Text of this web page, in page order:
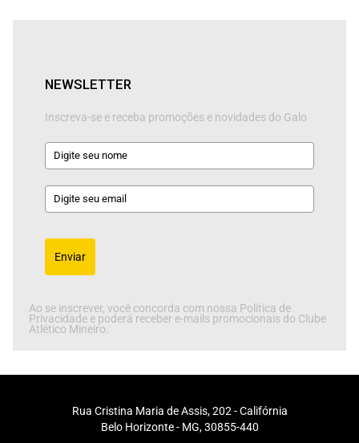
NEWSLETTER
Inscreva-se e receba promoções e novidades do Galo
Enviar
Ao se inscrever, você concorda com nossa Política de
Privacidade e poderá receber e-mails promocionais do Clube
Atlético Mineiro.
Rua Cristina Maria de Assis, 202 - Califórnia
Belo Horizonte - MG, 30855-440